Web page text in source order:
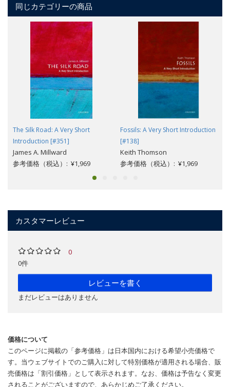
同じカテゴリーの商品
The Silk Road: A Very Short
Introduction [#351]
James A. Millward
参考価格（税込）: ¥1,969
Fossils: A Very Short Introduction
[#138]
Keith Thomson
参考価格（税込）: ¥1,969
カスタマーレビュー
0
0件
レビューを書く
まだレビューはありません
価格について
このページに掲載の「参考価格」は日本国内における希望小売価格で
す。当ウェブサイトでのご購入に対して特別価格が適用される場合、販
売価格は「割引価格」として表示されます。なお、価格は予告なく変更
されることがございますので、あらかじめご了承ください。